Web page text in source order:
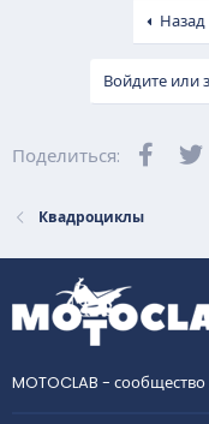
Назад
Войдите или
Поделиться:
Квадроциклы
MOTOCLAB -